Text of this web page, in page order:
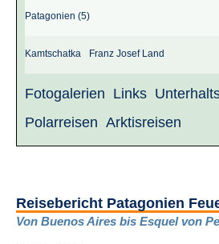
Patagonien (5)
Kamtschatka Franz Josef Land
Fotogalerien Links
Polarreisen Arktisreisen
Reisebericht Patagonien
Von Buenos Aires bis Esquel von